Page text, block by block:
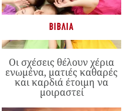
ΒΙΒΛΊΑ
Οι σχέσεις θέλουν χέρια
ενωμένα, ματιές καθαρές
και καρδιά έτοιμη να
μοιραστεί